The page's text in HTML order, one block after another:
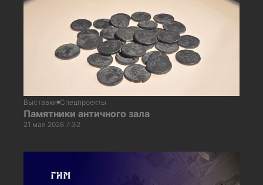
Выставки Спецпроекты
Памятники античного зала
21 мая 2026 7:32